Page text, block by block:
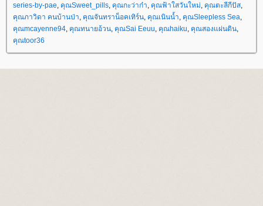
series-by-pae คุณSweet_pills คุณกะว่าก๋า คุณฟ้าใสวันใหม่ คุณตะลีกีปัส
คุณภาวิดา คนบ้านป่า คุณจันทราน็อคเทิร์น คุณเนินน้ำ คุณSleepless Sea
คุณmcayenne94 คุณทนายอ้วน คุณSai Eeuu คุณhaiku คุณสองแผ่นดิน
คุณtoor36